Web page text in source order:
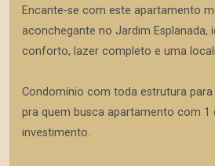
Encante-se com este apartamento
aconchegante no Jardim Esplanada,
conforto, lazer completo e uma
Condomínio com toda estrutura para
pra quem busca apartamento com 1
investimento.